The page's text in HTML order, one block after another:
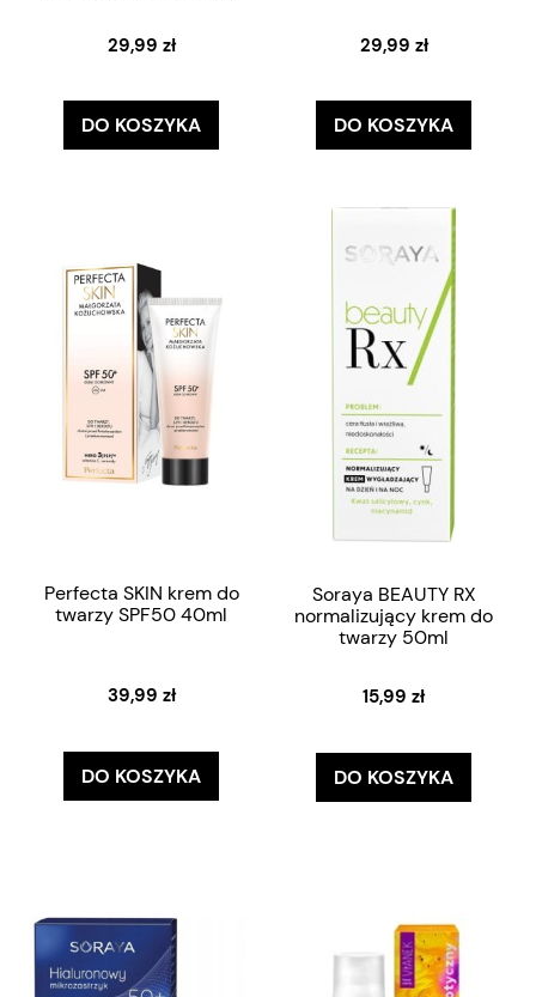
29,99 zł
DO KOSZYKA
29,99 zł
DO KOSZYKA
Perfecta SKIN krem do
twarzy SPF50 40ml
39,99 zł
DO KOSZYKA
Soraya BEAUTY RX
normalizujący krem do
twarzy 50ml
15,99 zł
DO KOSZYKA